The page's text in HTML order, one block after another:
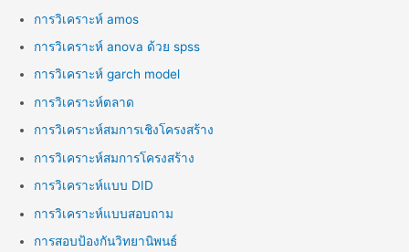
การวิเคราะห์ amos
การวิเคราะห์ anova ด้วย spss
การวิเคราะห์ garch model
การวิเคราะห์ตลาด
การวิเคราะห์สมการเชิงโครงสร้าง
การวิเคราะห์สมการโครงสร้าง
การวิเคราะห์แบบ DID
การวิเคราะห์แบบสอบถาม
การสอบป้องกันวิทยานิพนธ์